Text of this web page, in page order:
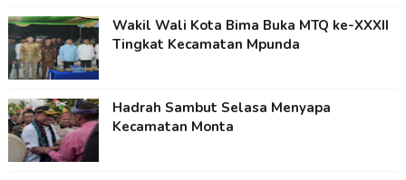
Wakil Wali Kota Bima Buka MTQ ke-XXXII
Tingkat Kecamatan Mpunda
Hadrah Sambut Selasa Menyapa
Kecamatan Monta